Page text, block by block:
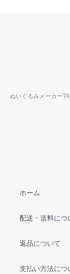
ぬいぐるみメーカー
ホーム
配送・送料につ
返品について
支払い方法につ